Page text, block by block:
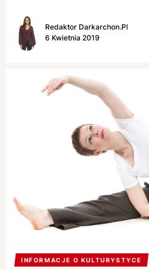
Redaktor Darkarchon.pl
6 Kwietnia 2019
INFORMACJE O KULTURYSTYCE